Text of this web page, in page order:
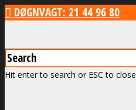
DØGNVAGT: 21 44 96 80
Hit enter to search or ESC to close